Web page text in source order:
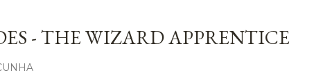
- THE WIZARD APPRENTICE